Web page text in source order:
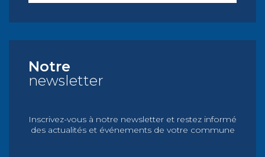
Notre
newsletter
Inscrivez-vous à notre newsletter et restez informé
des actualités et événements de votre commune